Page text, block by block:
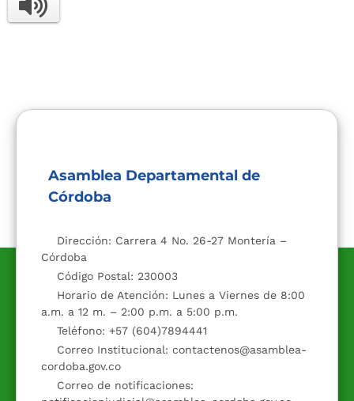
Asamblea Departamental de
Córdoba
Dirección: Carrera 4 No. 26-27 Montería –
Córdoba
Código Postal: 230003
Horario de Atención: Lunes a Viernes de 8:00
a.m. a 12 m. – 2:00 p.m. a 5:00 p.m.
Teléfono: +57 (604)7894441
Correo Institucional: contactenos@asamblea-
cordoba.gov.co
Correo de notificaciones: